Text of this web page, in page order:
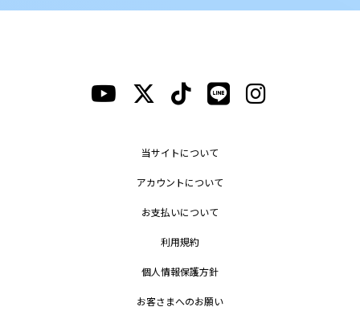
当サイトについて
アカウントについて
お支払いについて
利用規約
個人情報保護方針
お客さまへのお願い